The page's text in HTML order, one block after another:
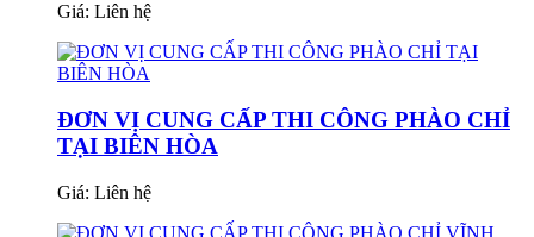
Giá: Liên hệ
ĐƠN VỊ CUNG CẤP THI CÔNG PHÀO CHỈ
TẠI BIÊN HÒA
Giá: Liên hệ